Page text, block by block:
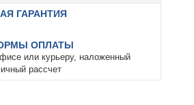
ГАРАНТИЯ
ОПЛАТЫ
или курьеру, наложенный
рассчет